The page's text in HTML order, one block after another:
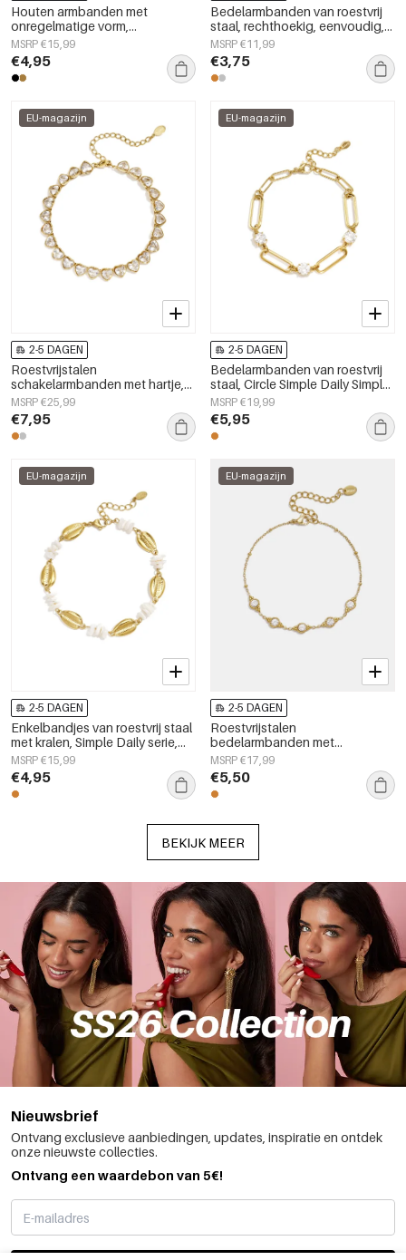
Houten armbanden met
onregelmatige vorm,
eenvoudige, alledaagse serie,
damessieraden
MSRP €15,99
€4,95
Bedelarmbanden van roestvrij
staal, rechthoekig, eenvoudig,
geschikt voor dagelijks gebruik,
Simple Series, damessieraden
MSRP €11,99
€3,75
EU-magazijn
2-5 DAGEN
Roestvrijstalen
schakelarmbanden met hartje,
eenvoudige dagelijkse serie,
dames sieraden
MSRP €25,99
€7,95
EU-magazijn
2-5 DAGEN
Bedelarmbanden van roestvrij
staal, Circle Simple Daily Simple-
serie, damessieraden
MSRP €19,99
€5,95
EU-magazijn
2-5 DAGEN
Enkelbandjes van roestvrij staal
met kralen, Simple Daily serie,
dames sieraden
MSRP €15,99
€4,95
EU-magazijn
2-5 DAGEN
Roestvrijstalen
bedelarmbanden met
geometrische vormen,
eenvoudige, alledaagse serie,
dames sieraden
MSRP €17,99
€5,50
BEKIJK MEER
Nieuwsbrief
Ontvang exclusieve aanbiedingen, updates, inspiratie en ontdek
onze nieuwste collecties.
Ontvang een waardebon van 5€!